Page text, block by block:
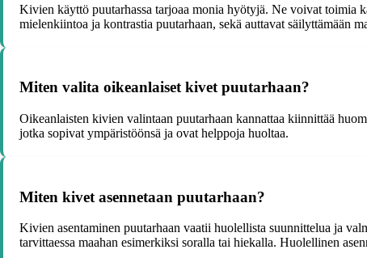
Kivien käyttö puutarhassa tarjoaa monia hyötyjä. Ne voivat toimia
mielenkiintoa ja kontrastia puutarhaan, sekä auttavat säilyttämään
Miten valita oikeanlaiset kivet puutarhaan?
Oikeanlaisten kivien valintaan puutarhaan kannattaa kiinnittää
jotka sopivat ympäristöönsä ja ovat helppoja huoltaa.
Miten kivet asennetaan puutarhaan?
Kivien asentaminen puutarhaan vaatii huolellista suunnittelua ja
tarvittaessa maahan esimerkiksi soralla tai hiekalla. Huolellinen